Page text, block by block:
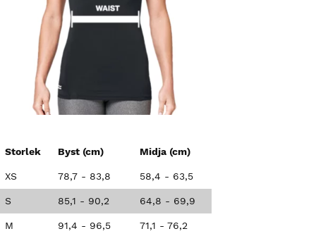
Storlek Byst (cm) Midja (cm)
XS 78,7 - 83,8 58,4 - 63,5
S 85,1 - 90,2 64,8 - 69,9
M 91,4 - 96,5 71,1 - 76,2